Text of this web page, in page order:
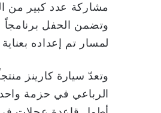
مشاركة عدد كبير من
وتضمن الحفل برنامجاً
لمسار تم إعداده
وتعدّ سيارة كارينز
الرباعي في حزمة